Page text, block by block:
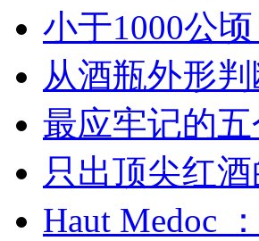
小于1000公
从酒瓶外形
最应牢记的
只出顶尖红
Haut Medoc